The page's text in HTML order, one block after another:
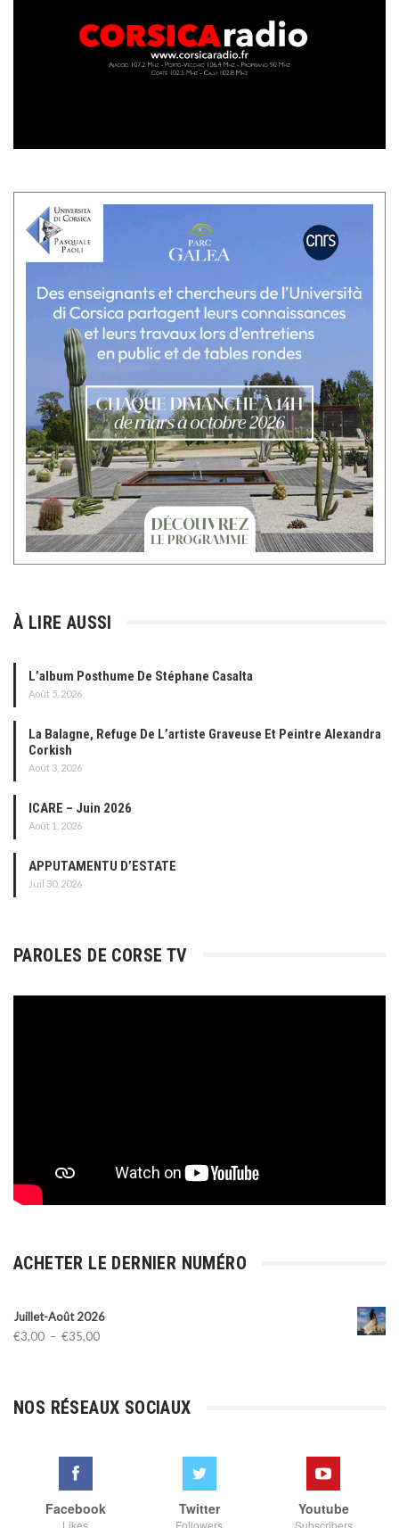
À LIRE AUSSI
L’album Posthume De Stéphane Casalta
Août 5, 2026
La Balagne, Refuge De L’artiste Graveuse Et Peintre Alexandra
Corkish
Août 3, 2026
ICARE – Juin 2026
Août 1, 2026
APPUTAMENTU D’ESTATE
Juil 30, 2026
PAROLES DE CORSE TV
ACHETER LE DERNIER NUMÉRO
Juillet-Août 2026
€3,00 – €35,00Plage
à
NOS RÉSEAUX SOCIAUX
Facebook
Likes
Twitter
Followers
Youtube
Subscribers